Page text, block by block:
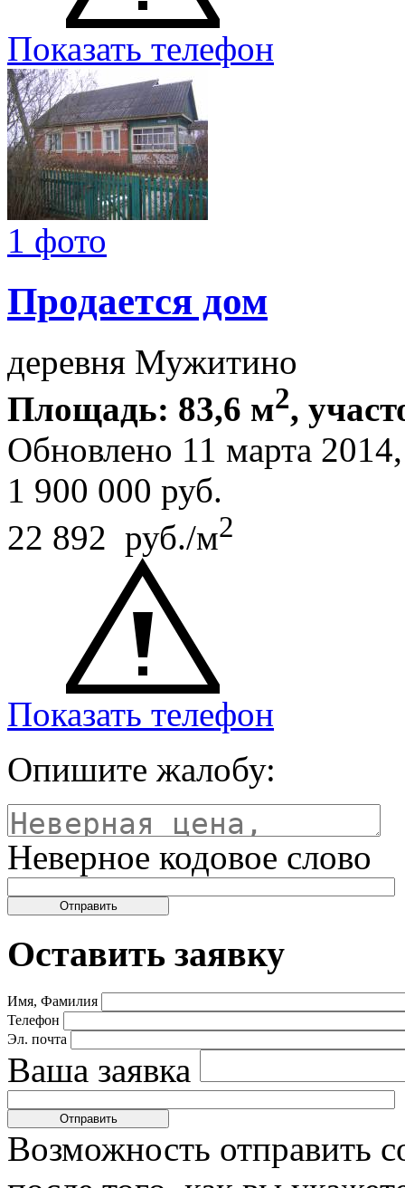
Показать телефон
1 фото
Продается дом
деревня Мужитино
Площадь: 83,6 м2,
Обновлено 11 марта
1 900 000 руб.
22 892 руб./м2
Показать телефон
Опишите жалобу:
Неверное кодовое слово
Оставить заявку
Имя, Фамилия
Телефон
Эл. почта
Ваша заявка
Возможность отправить